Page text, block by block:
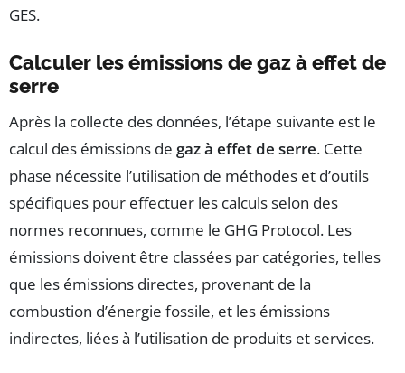
GES.
Calculer les émissions de gaz à effet de
serre
Après la collecte des données, l’étape suivante est le
calcul des émissions de gaz à effet de serre. Cette
phase nécessite l’utilisation de méthodes et d’outils
spécifiques pour effectuer les calculs selon des
normes reconnues, comme le GHG Protocol. Les
émissions doivent être classées par catégories, telles
que les émissions directes, provenant de la
combustion d’énergie fossile, et les émissions
indirectes, liées à l’utilisation de produits et services.